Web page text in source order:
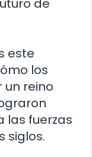
de
este
los
un reino
las fuerzas
siglos.